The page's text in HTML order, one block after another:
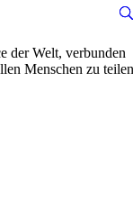
der Welt, verbunden
Menschen zu